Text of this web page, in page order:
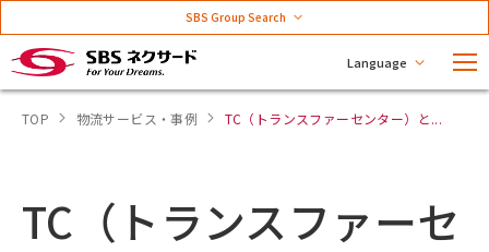
Language
SBS Group Search
TOP 物流サービス・事例 TC（トランスファーセンター）と...
TC（トランスファーセ